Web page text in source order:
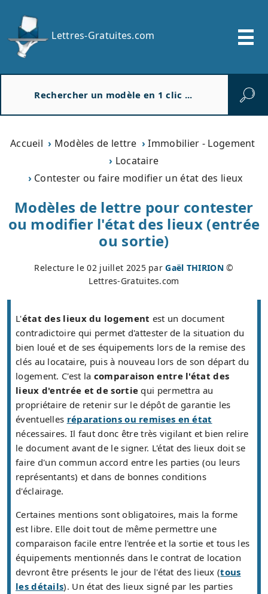
Lettres-Gratuites.com
Accueil Modèles de lettre
Immobilier - Logement
Locataire
Contester ou faire modifier un état des lieux
Modèles de lettre pour contester
ou modifier l'état des lieux (entrée
ou sortie)
Relecture le02 juillet 2025parGaël THIRION©
Lettres-Gratuites.com
L'état des lieux du logement est un document
contradictoire qui permet d'attester de la situation du
bien loué et de ses équipements lors de la remise des
clés au locataire, puis à nouveau lors de son départ du
logement. C'est la comparaison entre l'état des
lieux d'entrée et de sortie qui permettra au
propriétaire de retenir sur le dépôt de garantie les
éventuelles réparations ou remises en état
nécessaires. Il faut donc être très vigilant et bien relire
le document avant de le signer. L'état des lieux doit se
faire d'un commun accord entre les parties (ou leurs
représentants) et dans de bonnes conditions
d'éclairage.
Certaines mentions sont obligatoires, mais la forme
est libre. Elle doit tout de même permettre une
comparaison facile entre l'entrée et la sortie et tous les
équipements mentionnés dans le contrat de location
devront être présents le jour de l'état des lieux (tous
les détails). Un état des lieux signé par les parties